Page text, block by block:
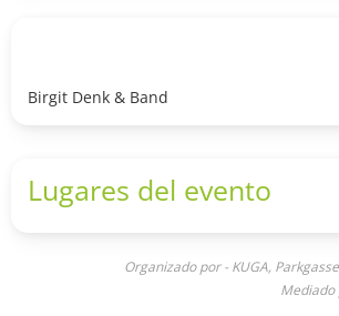
Birgit Denk & Band
Lugares del evento
Organizado por - KUGA,
Mediado